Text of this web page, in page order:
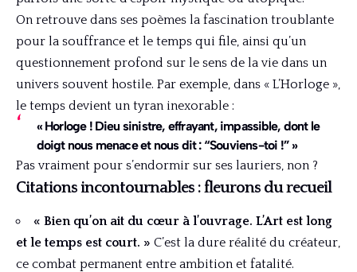
On retrouve dans ses poèmes la fascination troublante
pour la souffrance et le temps qui file, ainsi qu’un
questionnement profond sur le sens de la vie dans un
univers souvent hostile. Par exemple, dans « L’Horloge »,
le temps devient un tyran inexorable :
« Horloge ! Dieu sinistre, effrayant, impassible, dont le
doigt nous menace et nous dit : “Souviens-toi !” »
Pas vraiment pour s’endormir sur ses lauriers, non ?
Citations incontournables : fleurons du recueil
« Bien qu’on ait du cœur à l’ouvrage. L’Art est long
et le temps est court. » C’est la dure réalité du créateur,
ce combat permanent entre ambition et fatalité.